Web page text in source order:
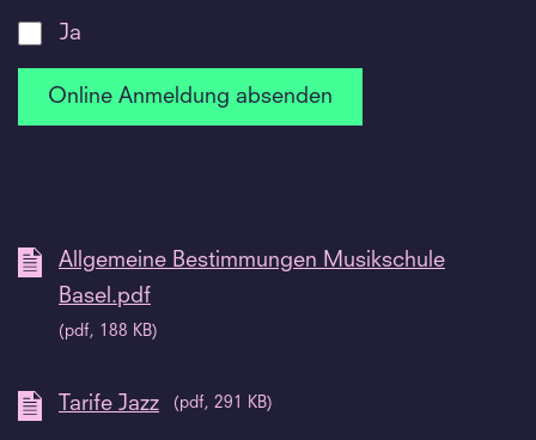
Ja
Allgemeine Bestimmungen Musikschule
Basel.pdf
(pdf, 188 KB)
Tarife Jazz (pdf, 291 KB)